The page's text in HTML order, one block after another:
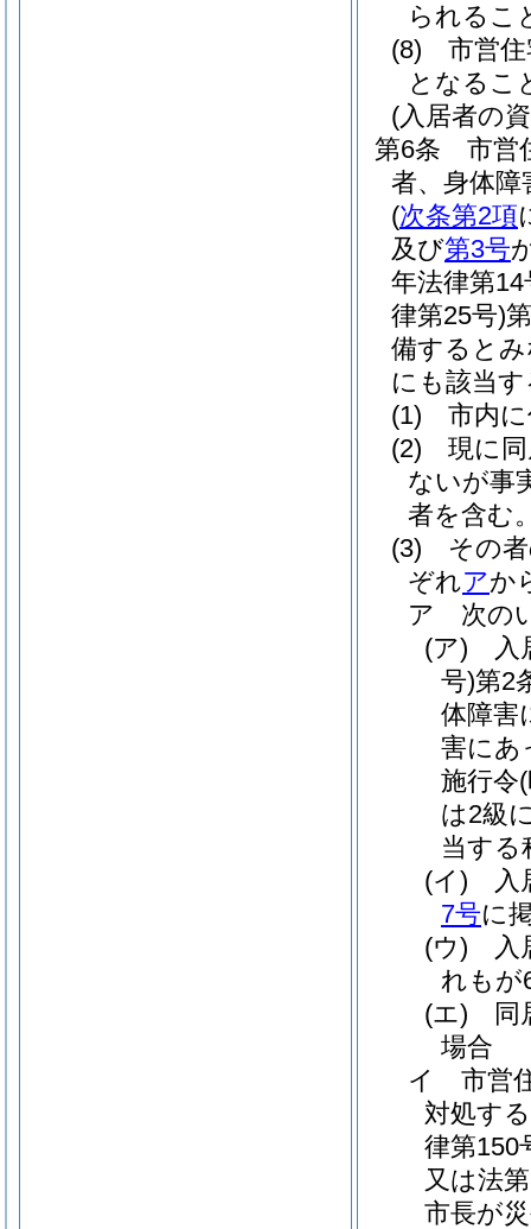
られるこ
(8)
市営
となるこ
(入居者の
第6条
市営
者、身体
(次条第2項
及び第3号
年法律第14
律第25号)
備すると
にも該当
(1)
市内
(2)
現に
ないが事
者を含む
(3)
その
ぞれアか
ア
次の
(ア)
入
号)第2
体障害
害にあ
施行令
は2級
当する
(イ)
入
7号に
(ウ)
入
れもが
(エ)
同
場合
イ
市営
対処す
律第150
又は法
市長が